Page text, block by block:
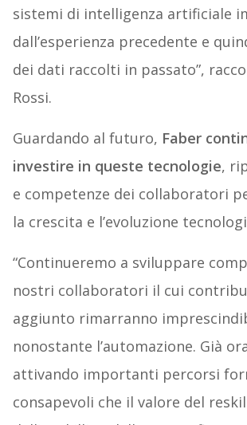
sistemi di intelligenza artificiale
dall’esperienza precedente e
dei dati raccolti in passato”,
Rossi.
Guardando al futuro, Faber
investire in queste tecnologie,
e competenze dei collaboratori
la crescita e l’evoluzione
“Continueremo a sviluppare
nostri collaboratori il cui
aggiunto rimarranno
nonostante l’automazione. Già
attivando importanti percorsi
consapevoli che il valore del